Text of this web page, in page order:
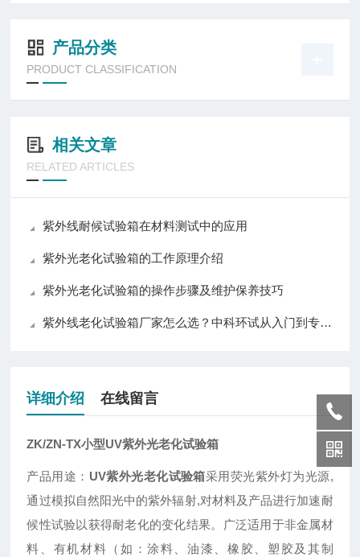
产品分类
PRODUCT CLASSIFICATION
相关文章
RELATED ARTICLES
紫外线耐候试验箱在材料测试中的应用
紫外光老化试验箱的工作原理介绍
紫外光老化试验箱的操作步骤及维护保养技巧
紫外线老化试验箱厂家怎么选？中科环试从入门到专业级全覆盖值得关注
详细介绍 在线留言
ZK/ZN-TX小型UV紫外光老化试验箱
产品用途： UV紫外光老化试验箱采用荧光紫外灯为光源,
通过模拟自然阳光中的紫外辐射,对材料及产品进行加速耐
候性试验以获得耐老化的变化结果。广泛适用于非金属材
料、有机材料（如：涂料、油漆、橡胶、塑胶及其制